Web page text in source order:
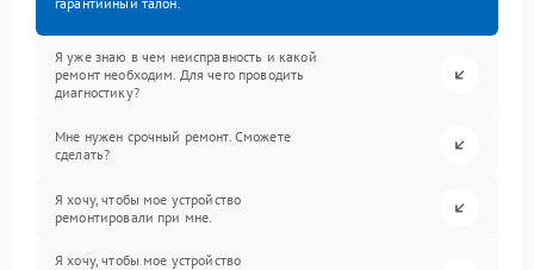
Я уже знаю в чем неисправность и какой
ремонт необходим. Для чего проводить
диагностику?
Мне нужен срочный ремонт. Сможете
сделать?
Я хочу, чтобы мое устройство
ремонтировали при мне.
Я хочу, чтобы мое устройство